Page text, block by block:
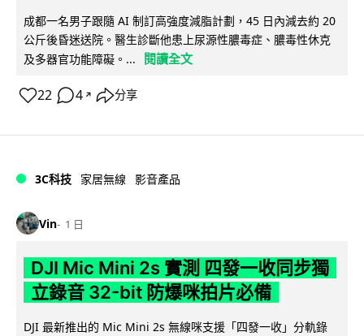
成都一名男子跟隨 AI 制訂高強度減脂計劃，45 日內減去約 20
公斤後昏迷送院。醫生診斷他患上尿源性膿毒症、膿毒性休克
及多器官功能障礙。...
閱讀全文
22 4 ↗ 分享
3C科技 家居無線 影音產品
Vin 1 日
DJI Mic Mini 2s 實測 四發一收同步獨
立錄音 32-bit 防爆咪拍片必備
DJI 最新推出的 Mic Mini 2s 無線咪支援「四發一收」分軌錄